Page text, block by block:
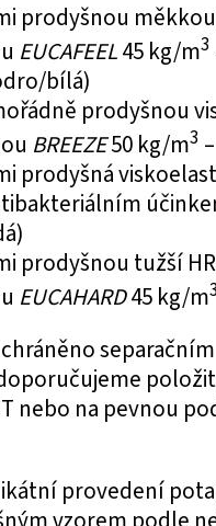
prodyšnou
EUCAFEEL45 kg/m3
bílá)
prodyšnou
BREEZE50 kg/m3
prodyšná
prodyšnou tužší
EUCAHARD45 kg/m
nebo na pevnou
provedení